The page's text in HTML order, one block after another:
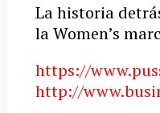
La historia
la Women’s
https://
http://